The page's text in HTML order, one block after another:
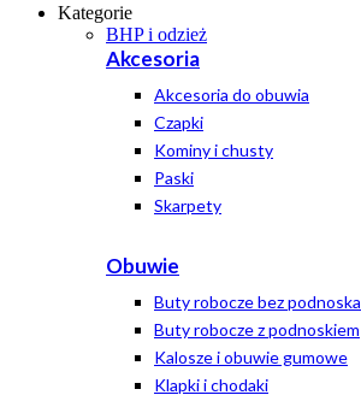
Kategorie
BHP i odzież
Akcesoria
Akcesoria do obuwia
Czapki
Kominy i chusty
Paski
Skarpety
Obuwie
Buty robocze bez podnoska
Buty robocze z podnoskiem
Kalosze i obuwie gumowe
Klapki i chodaki